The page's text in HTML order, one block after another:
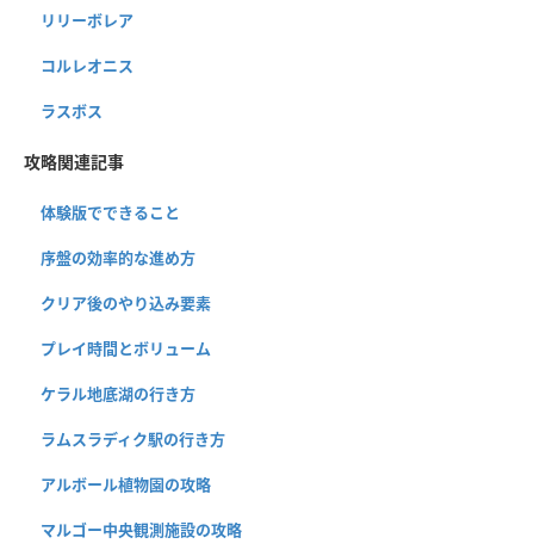
リリーボレア
コルレオニス
ラスボス
攻略関連記事
体験版でできること
序盤の効率的な進め方
クリア後のやり込み要素
プレイ時間とボリューム
ケラル地底湖の行き方
ラムスラディク駅の行き方
アルボール植物園の攻略
マルゴー中央観測施設の攻略